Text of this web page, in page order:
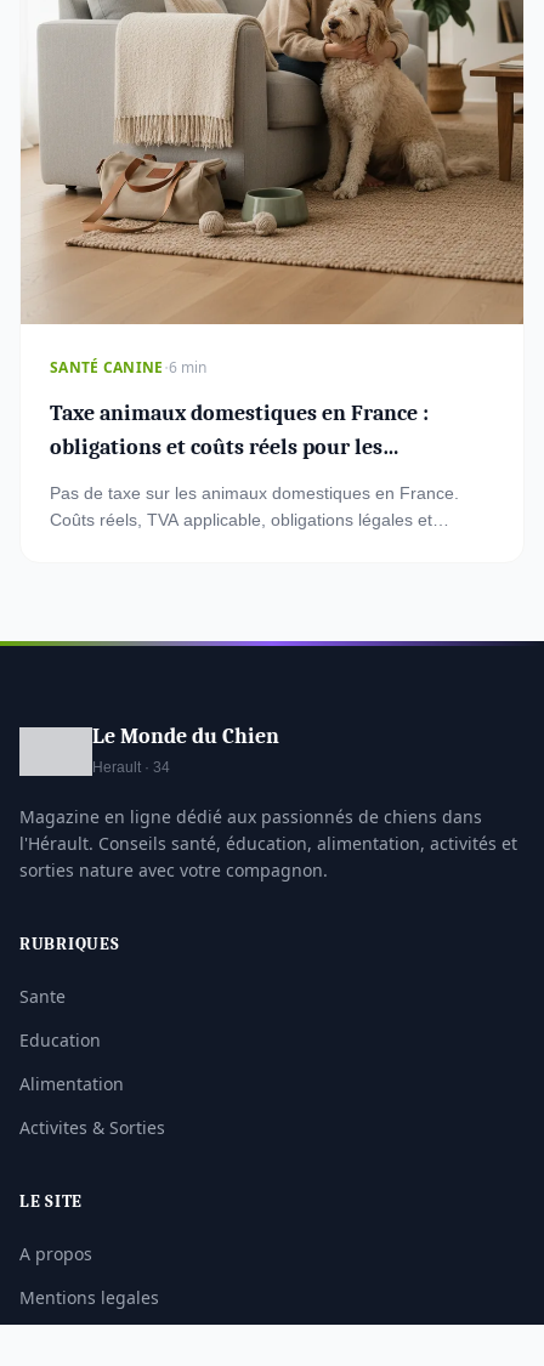
SANTÉ CANINE·6 min
Taxe animaux domestiques en France :
obligations et coûts réels pour les
propriétaires
Pas de taxe sur les animaux domestiques en France.
Coûts réels, TVA applicable, obligations légales et
Le Monde du Chien
Herault · 34
Magazine en ligne dédié aux passionnés de chiens dans
l'Hérault. Conseils santé, éducation, alimentation, activités et
sorties nature avec votre compagnon.
RUBRIQUES
Sante
Education
Alimentation
Activites & Sorties
LE SITE
A propos
Mentions legales